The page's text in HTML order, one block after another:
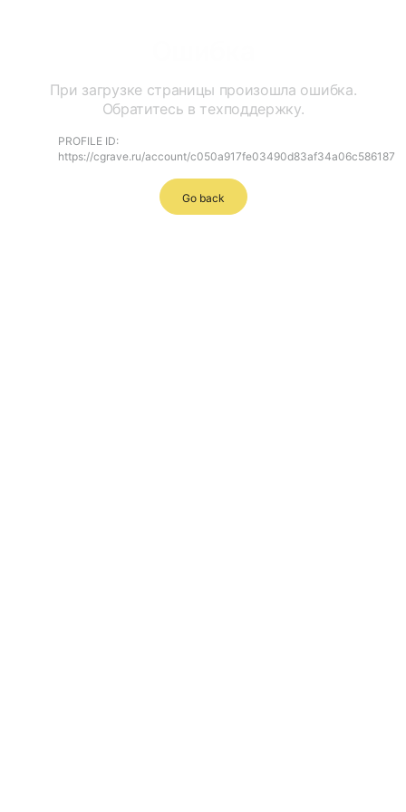
При загрузке страницы произошла ошибка.
Обратитесь в техподдержку.
PROFILE ID:
https://cgrave.ru/account/c050a917fe03490d83af34a06c586187
Go back